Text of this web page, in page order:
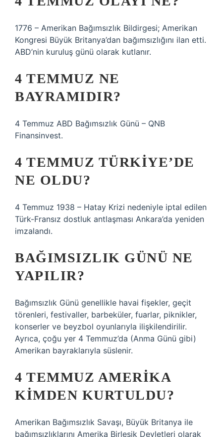
1776 – Amerikan Bağımsızlık Bildirgesi; Amerikan
Kongresi Büyük Britanya’dan bağımsızlığını ilan etti.
ABD’nin kuruluş günü olarak kutlanır.
4 TEMMUZ NE
BAYRAMIDIR?
4 Temmuz ABD Bağımsızlık Günü – QNB
Finansinvest.
4 TEMMUZ TÜRKIYE’DE
NE OLDU?
4 Temmuz 1938 – Hatay Krizi nedeniyle iptal edilen
Türk-Fransız dostluk antlaşması Ankara’da yeniden
imzalandı.
BAĞIMSIZLIK GÜNÜ NE
YAPILIR?
Bağımsızlık Günü genellikle havai fişekler, geçit
törenleri, festivaller, barbeküler, fuarlar, piknikler,
konserler ve beyzbol oyunlarıyla ilişkilendirilir.
Ayrıca, çoğu yer 4 Temmuz’da (Anma Günü gibi)
Amerikan bayraklarıyla süslenir.
4 TEMMUZ AMERIKA
KIMDEN KURTULDU?
Amerikan Bağımsızlık Savaşı, Büyük Britanya ile
bağımsızlıklarını Amerika Birleşik Devletleri olarak